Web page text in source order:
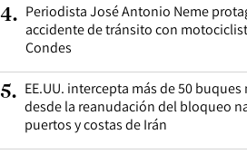
4. Periodista José Antonio Neme
accidente de tránsito con
Condes
5. EE.UU. intercepta más de 50 buques
desde la reanudación del bloqueo
puertos y costas de Irán